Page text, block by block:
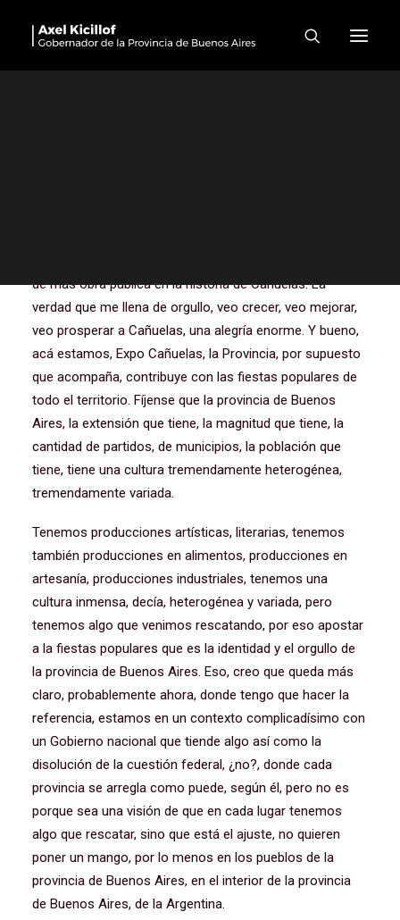
Apertura de la Expo
Cañuelas y Fiesta del Dulce
de más obra pública en la historia de Cañuelas. La
verdad que me llena de orgullo, veo crecer, veo mejorar,
veo prosperar a Cañuelas, una alegría enorme. Y bueno,
acá estamos, Expo Cañuelas, la Provincia, por supuesto
que acompaña, contribuye con las fiestas populares de
todo el territorio. Fíjense que la provincia de Buenos
Aires, la extensión que tiene, la magnitud que tiene, la
cantidad de partidos, de municipios, la población que
tiene, tiene una cultura tremendamente heterogénea,
tremendamente variada.
Tenemos producciones artísticas, literarias, tenemos
también producciones en alimentos, producciones en
artesanía, producciones industriales, tenemos una
cultura inmensa, decía, heterogénea y variada, pero
tenemos algo que venimos rescatando, por eso apostar
a la fiestas populares que es la identidad y el orgullo de
la provincia de Buenos Aires. Eso, creo que queda más
claro, probablemente ahora, donde tengo que hacer la
referencia, estamos en un contexto complicadísimo con
un Gobierno nacional que tiende algo así como la
disolución de la cuestión federal, ¿no?, donde cada
provincia se arregla como puede, según él, pero no es
porque sea una visión de que en cada lugar tenemos
algo que rescatar, sino que está el ajuste, no quieren
poner un mango, por lo menos en los pueblos de la
provincia de Buenos Aires, en el interior de la provincia
de Buenos Aires, de la Argentina.